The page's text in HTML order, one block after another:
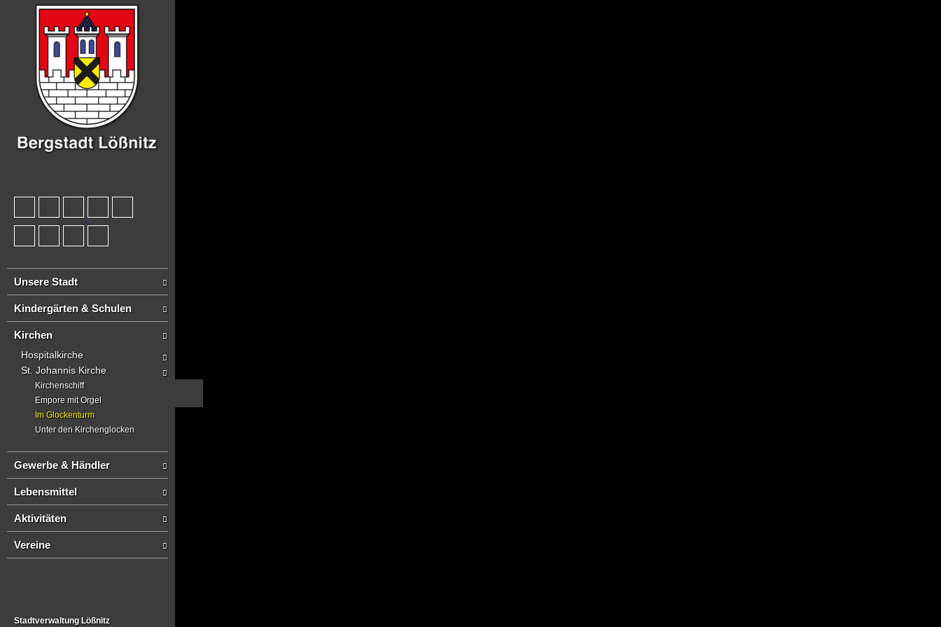
Unsere Stadt
Kindergärten & Schulen
Kirchen
Hospitalkirche
St. Johannis Kirche
Kirchenschiff
Empore mit Orgel
Im Glockenturm
Unter den Kirchenglocken
Gewerbe & Händler
Lebensmittel
Aktivitäten
Vereine
Stadtverwaltung Lößnitz